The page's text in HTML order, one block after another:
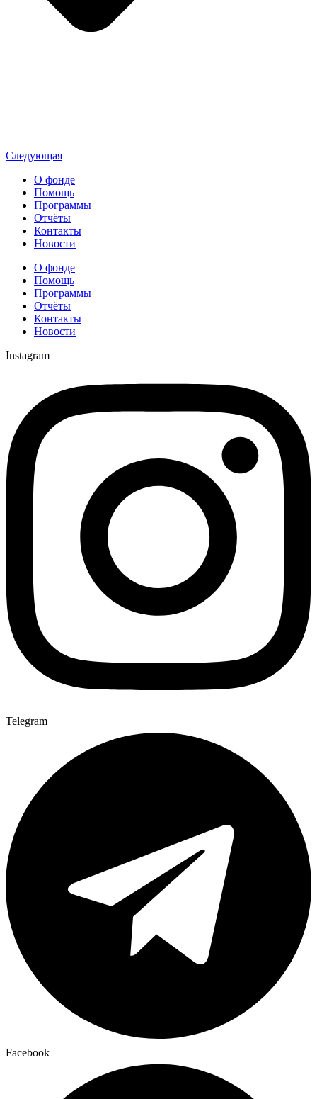
Следующая
О фонде
Помощь
Программы
Отчёты
Контакты
Новости
О фонде
Помощь
Программы
Отчёты
Контакты
Новости
Instagram
Telegram
Facebook